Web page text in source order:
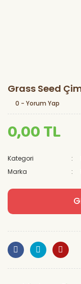
Grass Seed
0 - Yorum Yap
0,00 TL
Kategori
Marka